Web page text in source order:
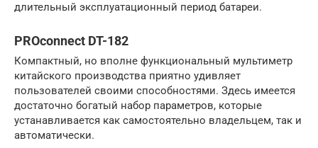
длительный эксплуатационный период батареи.
PROconnect DT-182
Компактный, но вполне функциональный мультиметр
китайского производства приятно удивляет
пользователей своими способностями. Здесь имеется
достаточно богатый набор параметров, которые
устанавливается как самостоятельно владельцем, так и
автоматически.